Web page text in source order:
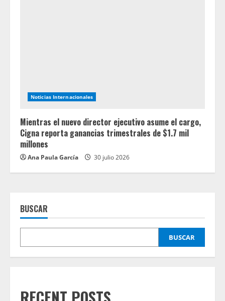
Noticias Internacionales
Mientras el nuevo director ejecutivo asume el cargo,
Cigna reporta ganancias trimestrales de $1.7 mil
millones
Ana Paula García 30 julio 2026
BUSCAR
BUSCAR